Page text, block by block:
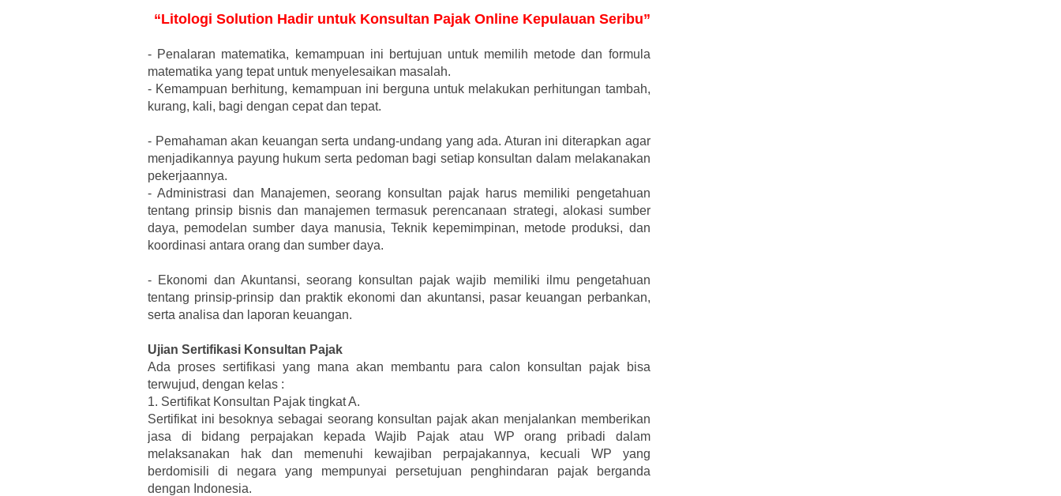
“Litologi Solution Hadir untuk Konsultan Pajak Online Kepulauan Seribu”
- Penalaran matematika, kemampuan ini bertujuan untuk memilih metode dan formula
matematika yang tepat untuk menyelesaikan masalah.
- Kemampuan berhitung, kemampuan ini berguna untuk melakukan perhitungan tambah,
kurang, kali, bagi dengan cepat dan tepat.
- Pemahaman akan keuangan serta undang-undang yang ada. Aturan ini diterapkan agar
menjadikannya payung hukum serta pedoman bagi setiap konsultan dalam melakanakan
pekerjaannya.
- Administrasi dan Manajemen, seorang konsultan pajak harus memiliki pengetahuan
tentang prinsip bisnis dan manajemen termasuk perencanaan strategi, alokasi sumber
daya, pemodelan sumber daya manusia, Teknik kepemimpinan, metode produksi, dan
koordinasi antara orang dan sumber daya.
- Ekonomi dan Akuntansi, seorang konsultan pajak wajib memiliki ilmu pengetahuan
tentang prinsip-prinsip dan praktik ekonomi dan akuntansi, pasar keuangan perbankan,
serta analisa dan laporan keuangan.
Ujian Sertifikasi Konsultan Pajak
Ada proses sertifikasi yang mana akan membantu para calon konsultan pajak bisa
terwujud, dengan kelas :
1. Sertifikat Konsultan Pajak tingkat A.
Sertifikat ini besoknya sebagai seorang konsultan pajak akan menjalankan memberikan
jasa di bidang perpajakan kepada Wajib Pajak atau WP orang pribadi dalam
melaksanakan hak dan memenuhi kewajiban perpajakannya, kecuali WP yang
berdomisili di negara yang mempunyai persetujuan penghindaran pajak berganda
dengan Indonesia.